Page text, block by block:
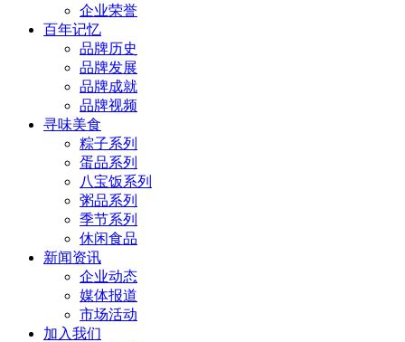
企业荣誉
百年记忆
品牌历史
品牌发展
品牌成就
品牌视频
寻味美食
粽子系列
蛋品系列
八宝饭系列
粥品系列
季节系列
休闲食品
新闻资讯
企业动态
媒体报道
市场活动
加入我们